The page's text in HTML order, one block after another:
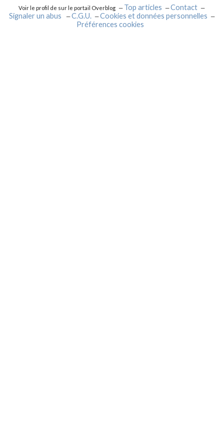
Voir le profil de sur le portail Overblog Top articles
Contact
Signaler un abus
C.G.U.
Cookies et données personnelles
Préférences cookies